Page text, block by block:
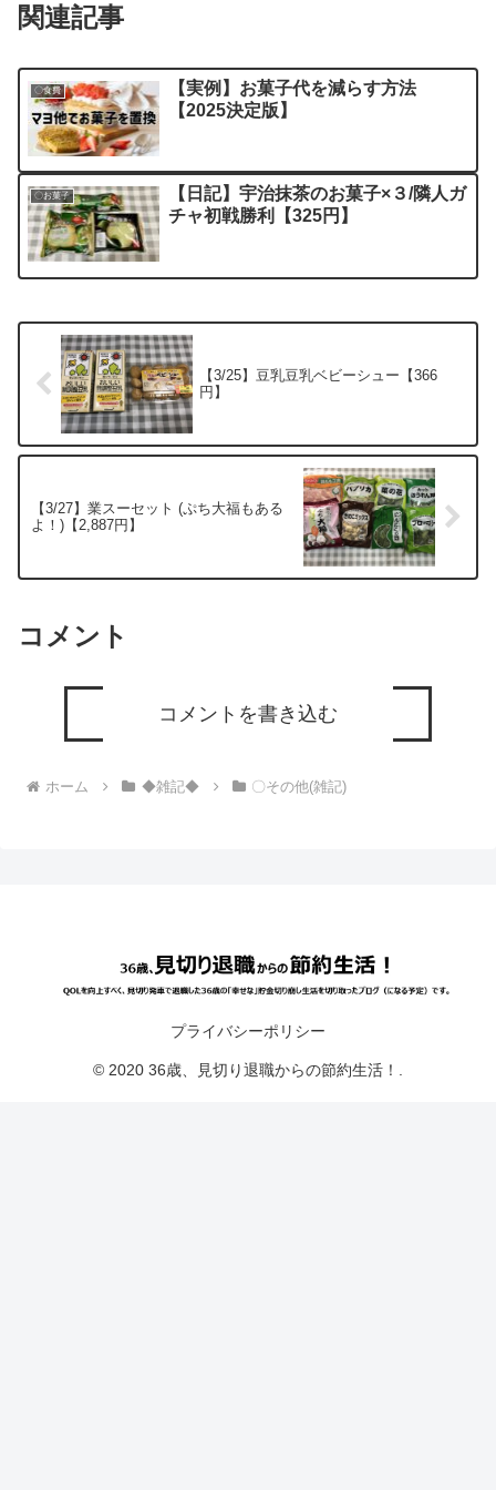
関連記事
〇食費
【実例】お菓子代を減らす方法
【2025決定版】
〇お菓子
【日記】宇治抹茶のお菓子×３/隣人ガ
チャ初戦勝利【325円】
【3/25】豆乳豆乳ベビーシュー【366
円】
【3/27】業スーセット (ぷち大福もある
よ！)【2,887円】
コメント
コメントを書き込む
ホーム ◆雑記◆ 〇その他(雑記)
プライバシーポリシー
© 2020 36歳、見切り退職からの節約生活！.